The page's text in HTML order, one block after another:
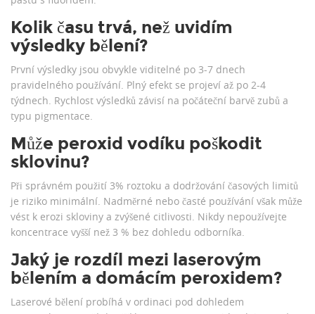
Kolik času trvá, než uvidím
výsledky bělení?
První výsledky jsou obvykle viditelné po 3-7 dnech
pravidelného používání. Plný efekt se projeví až po 2-4
týdnech. Rychlost výsledků závisí na počáteční barvě zubů a
typu pigmentace.
Může peroxid vodíku poškodit
sklovinu?
Při správném použití 3% roztoku a dodržování časových limitů
je riziko minimální. Nadměrné nebo časté používání však může
vést k erozi skloviny a zvýšené citlivosti. Nikdy nepoužívejte
koncentrace vyšší než 3 % bez dohledu odborníka.
Jaký je rozdíl mezi laserovým
bělením a domácím peroxidem?
Laserové bělení probíhá v ordinaci pod dohledem